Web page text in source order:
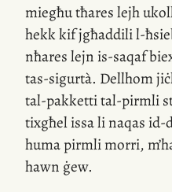
miegħu tħares lejh
hekk kif jgħaddilil-
nħares lejn is-saqaf
tas-sigurtà. Dellhom
tal-pakkettital-pirmli
tixgħel issa li naqas id-
huma pirmli morri,
hawn ġew.